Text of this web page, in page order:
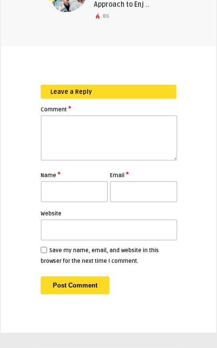
Approach to Enj ..
86
Leave a Reply
Comment *
Name * Email*
Website
Save my name, email, and website in this
browser for the next time I comment.